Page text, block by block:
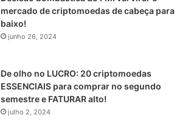
mercado de criptomoedas de cabeça para
baixo!
junho 26, 2024
De olho no LUCRO: 20 criptomoedas
ESSENCIAIS para comprar no segundo
semestre e FATURAR alto!
julho 2, 2024